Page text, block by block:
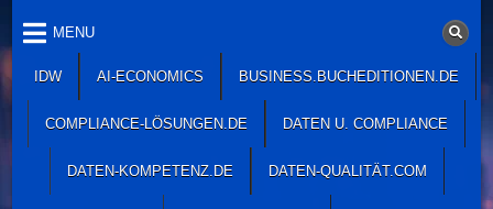
MENU
IDW AI-ECONOMICS BUSINESS.BUCHEDITIONEN.DE
COMPLIANCE-LÖSUNGEN.DE DATEN U. COMPLIANCE
DATEN-KOMPETENZ.DE DATEN-QUALITÄT.COM